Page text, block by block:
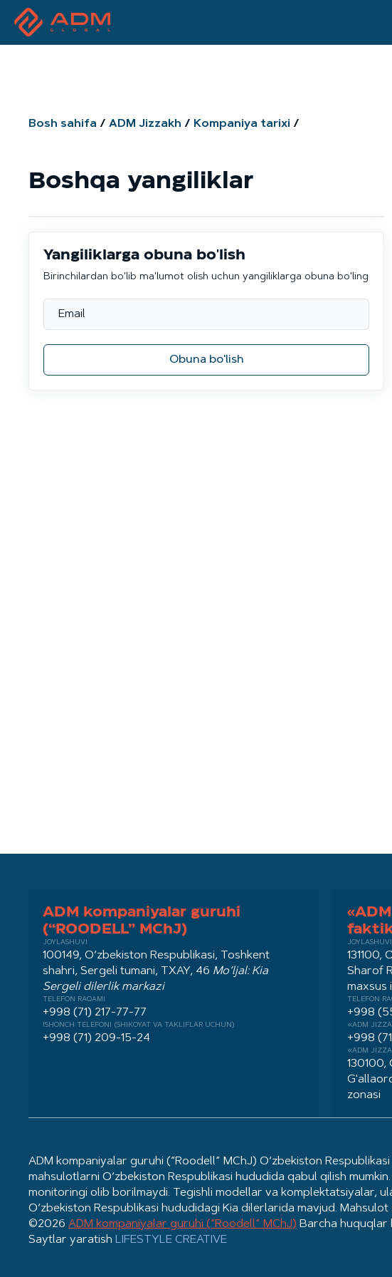
Bosh sahifa ADM Jizzakh Kompaniya tarixi
Boshqa yangiliklar
Yangiliklarga obuna bo'lish
Birinchilardan bo'lib ma'lumot olish uchun yangiliklarga obuna bo'ling
Obuna bo'lish
ADM kompaniyalar guruhi
(“ROODELL” MChJ)
JOYLASHUVI
100149, O‘zbekiston Respublikasi, Toshkent
shahri, Sergeli tumani, TXAY, 46 Mo‘ljal: Kia
Sergeli dilerlik markazi
TELEFON RAQAMI
+998 (71) 217-77-77
ISHONCH TELEFONI (SHIKOYAT VA TAKLIFLAR UCHUN)
+998 (71) 209-15-24
JOYLASHUVI
131100,
Sharof
maxsus
TELEFON
+998
«ADM
+998
«ADM
130100,
zonasi
ADM kompaniyalar guruhi (“Roodell” MChJ) O‘zbekiston
mahsulotlarni O‘zbekiston Respublikasi hududida qabul qilish
monitoringi olib borilmaydi. Tegishli modellar va komplektatsiyalar,
O‘zbekiston Respublikasi hududidagi Kia dilerlarida mavjud.
©2026 ADM kompaniyalar guruhi (“Roodell” MChJ) Barcha huquqlar
Saytlar yaratish LIFESTYLE CREATIVE